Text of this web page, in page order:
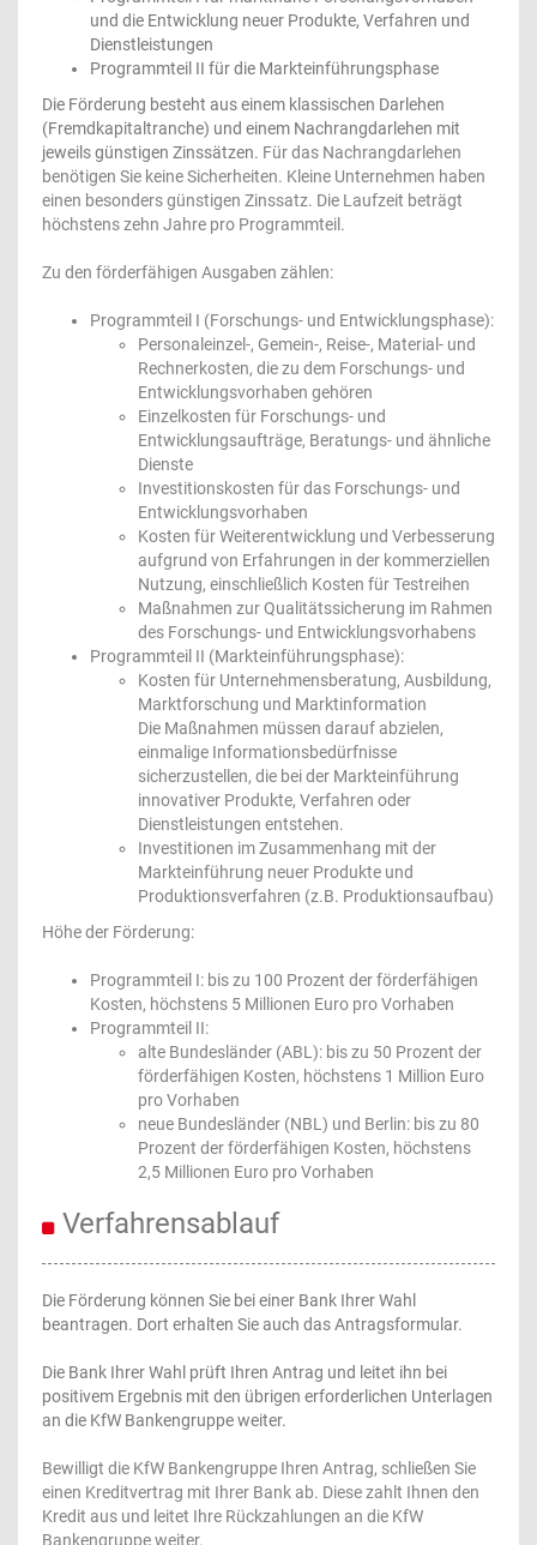
und die Entwicklung neuer Produkte, Verfahren und
Dienstleistungen
Programmteil II für die Markteinführungsphase
Die Förderung besteht aus einem klassischen Darlehen
(Fremdkapitaltranche) und einem Nachrangdarlehen mit
jeweils günstigen Zinssätzen. Für das Nachrangdarlehen
benötigen Sie keine Sicherheiten. Kleine Unternehmen haben
einen besonders günstigen Zinssatz. Die Laufzeit beträgt
höchstens zehn Jahre pro Programmteil.
Zu den förderfähigen Ausgaben zählen:
Programmteil I (Forschungs- und Entwicklungsphase):
Personaleinzel-, Gemein-, Reise-, Material- und
Rechnerkosten, die zu dem Forschungs- und
Entwicklungsvorhaben gehören
Einzelkosten für Forschungs- und
Entwicklungsaufträge, Beratungs- und ähnliche
Dienste
Investitionskosten für das Forschungs- und
Entwicklungsvorhaben
Kosten für Weiterentwicklung und Verbesserung
aufgrund von Erfahrungen in der kommerziellen
Nutzung, einschließlich Kosten für Testreihen
Maßnahmen zur Qualitätssicherung im Rahmen
des Forschungs- und Entwicklungsvorhabens
Programmteil II (Markteinführungsphase):
Kosten für Unternehmensberatung, Ausbildung,
Marktforschung und Marktinformation
Die Maßnahmen müssen darauf abzielen,
einmalige Informationsbedürfnisse
sicherzustellen, die bei der Markteinführung
innovativer Produkte, Verfahren oder
Dienstleistungen entstehen.
Investitionen im Zusammenhang mit der
Markteinführung neuer Produkte und
Produktionsverfahren (z.B. Produktionsaufbau)
Höhe der Förderung:
Programmteil I: bis zu 100 Prozent der förderfähigen
Kosten, höchstens 5 Millionen Euro pro Vorhaben
Programmteil II:
alte Bundesländer (ABL): bis zu 50 Prozent der
förderfähigen Kosten, höchstens 1 Million Euro
pro Vorhaben
neue Bundesländer (NBL) und Berlin: bis zu 80
Prozent der förderfähigen Kosten, höchstens
2,5 Millionen Euro pro Vorhaben
Verfahrensablauf
Die Förderung können Sie bei einer Bank Ihrer Wahl
beantragen. Dort erhalten Sie auch das Antragsformular.
Die Bank Ihrer Wahl prüft Ihren Antrag und leitet ihn bei
positivem Ergebnis mit den übrigen erforderlichen Unterlagen
an die KfW Bankengruppe weiter.
Bewilligt die KfW Bankengruppe Ihren Antrag, schließen Sie
einen Kreditvertrag mit Ihrer Bank ab. Diese zahlt Ihnen den
Kredit aus und leitet Ihre Rückzahlungen an die KfW
Bankengruppe weiter.